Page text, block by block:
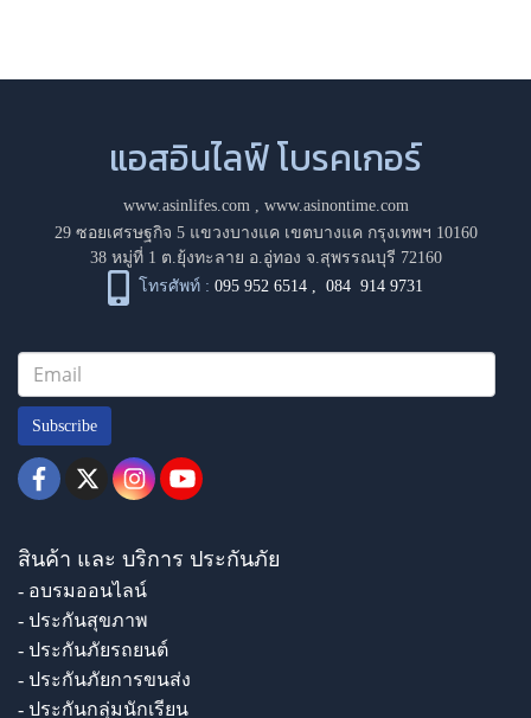
แอสอินไลฟ์ โบรคเกอร์
www.asinlifes.com, www.asinontime.com
29 ซอยเศรษฐกิจ 5 แขวงบางแค เขตบางแค กรุงเทพฯ 10160
38 หมู่ที่ 1 ต.ยุ้งทะลาย อ.อู่ทอง จ.สุพรรณบุรี 72160
โทรศัพท์ : 095 952 6514 ,084 914 9731
Subscribe
สินค้า และ บริการ ประกันภัย
- อบรมออนไลน์
- ประกันสุขภาพ
- ประกันภัยรถยนต์
- ประกันภัยการขนส่ง
- ประกันกลุ่มนักเรียน